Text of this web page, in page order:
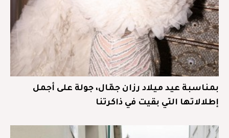
بمناسبة عيد ميلاد رزان جمّال، جولة على أجمل
إطلالاتها التي بقيت في ذاكرتنا